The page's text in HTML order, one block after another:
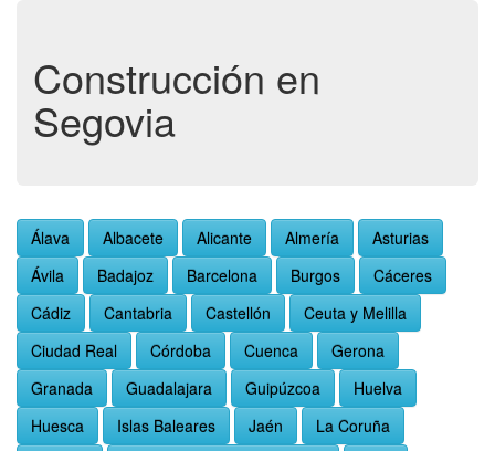
Construcción en
Segovia
Álava Albacete Alicante Almería
Asturias
Ávila
Badajoz Barcelona Burgos
Cáceres
Cádiz
Cantabria Castellón
Ceuta y Melilla
Ciudad Real
Córdoba Cuenca
Gerona
Granada
Guadalajara Guipúzcoa
Huelva
Huesca
Islas Baleares Jaén
La Coruña